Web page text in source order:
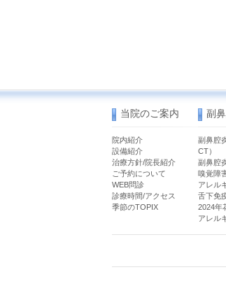
当院のご案内
院内紹介
設備紹介
治療方針/院長紹介
ご予約について
WEB問診
診療時間/アクセス
季節のTOPIX
副
副鼻腔
CT）
副鼻腔
嗅覚障
アレル
舌下免
2024年
アレル